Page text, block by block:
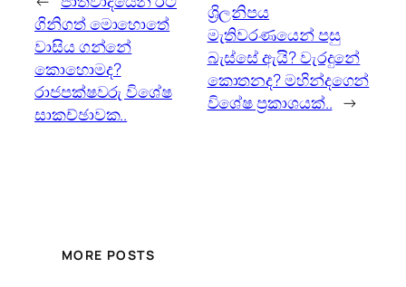
ගිනිගත් මොහොතේ
වාසිය ගන්නේ
කොහොමද?
රාජපක්ෂවරු විශේෂ
සාකච්ඡාවක..
ශ්‍රිලනිපය
මැතිවරණයෙන් පසු
බැස්සේ ඇයි? වැරදුනේ
කොතනද? මහින්දගෙන්
විශේෂ ප්‍රකාශයක්.. →
MORE POSTS